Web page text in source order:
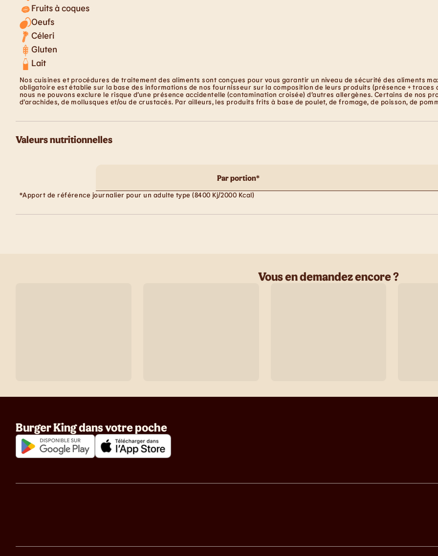
Fruits à coques
Oeufs
Céleri
Gluten
Lait
Nos cuisines et procédures de traitement des aliments sont conçues pour vous garantir un niveau de sécurité des aliments
obligatoire est établie sur la base des informations de nos fournisseur sur la composition de leurs produits (présence +
nous ne pouvons exclure le risque d’une présence accidentelle (contamination croisée) d’autres allergènes. Certains de nos
d’arachides, de mollusques et/ou de crustacés. Par ailleurs, les produits frits à base de poulet, de fromage, de poisson, de
Valeurs nutritionnelles
Par portion*
*Apport de référence journalier pour un adulte type (8400 Kj/2000 Kcal)
Vous en demandez encore ?
Burger King dans votre poche